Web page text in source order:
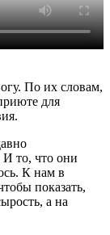
По их словам,
для
то, что они
К нам в
показать,
а на